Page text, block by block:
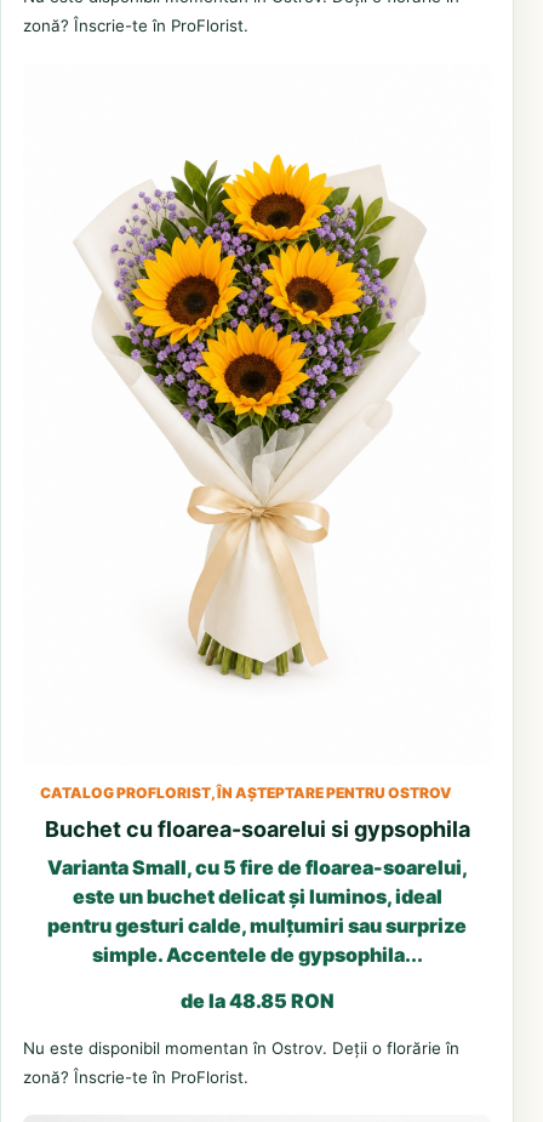
zonă? Înscrie-te în ProFlorist.
CATALOG PROFLORIST, ÎN AȘTEPTARE PENTRU OSTROV
Buchet cu floarea-soarelui si gypsophila
Varianta Small, cu 5 fire de floarea-soarelui,
este un buchet delicat și luminos, ideal
pentru gesturi calde, mulțumiri sau surprize
simple. Accentele de gypsophila...
de la 48.85 RON
Nu este disponibil momentan în Ostrov. Deții o florărie în
zonă? Înscrie-te în ProFlorist.